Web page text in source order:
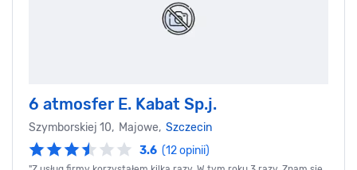
6 atmosfer E. Kabat Sp.j.
Szymborskiej 10, Majowe, Szczecin
3.6 (12 opinii)